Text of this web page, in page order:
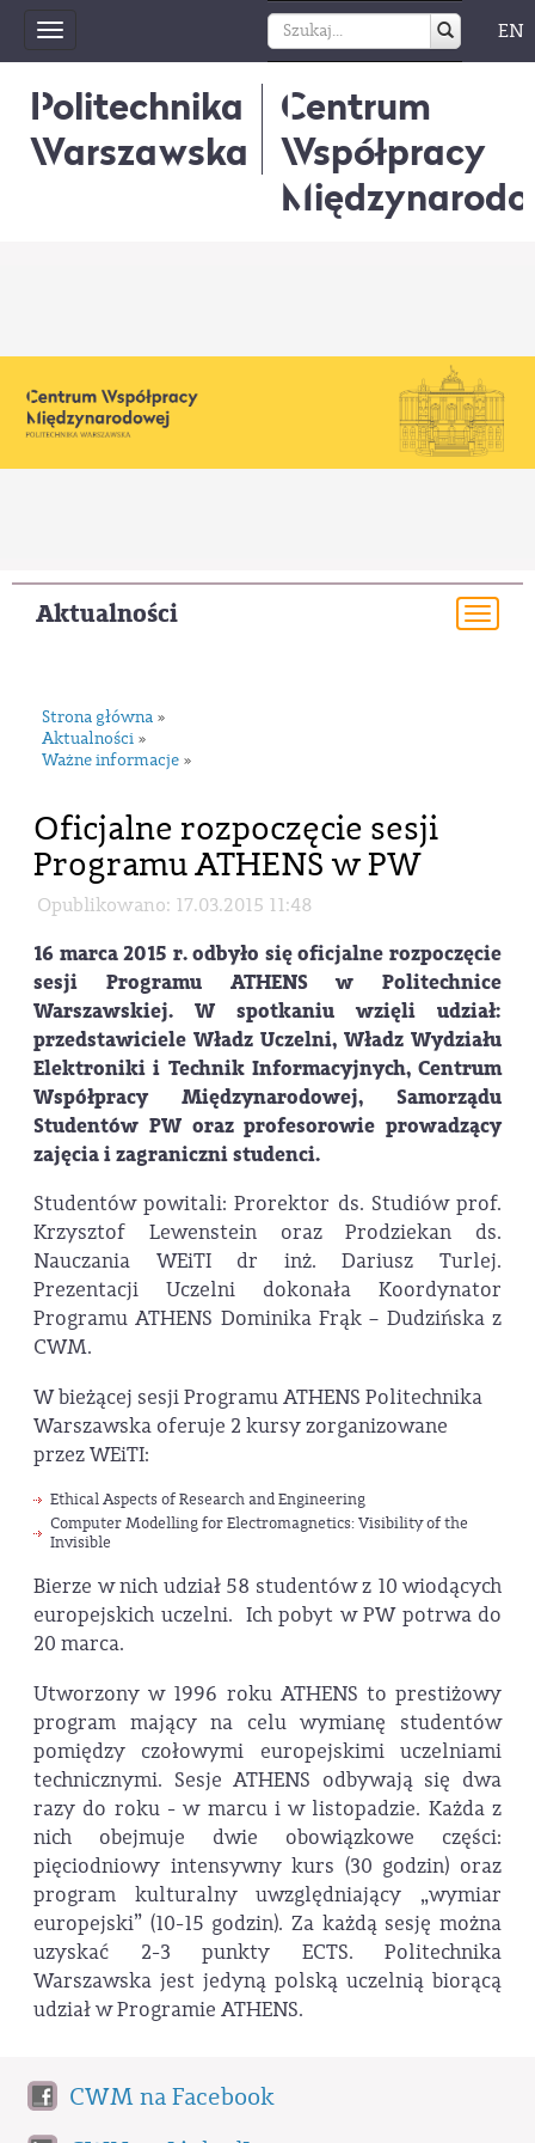
Toggle
navigation
EN
Politechnika
Warszawska
Centrum
Współpracy
Aktualności
Strona główna »
Aktualności »
Ważne informacje »
Oficjalne rozpoczęcie sesji
Programu ATHENS w PW
Opublikowano: 17.03.2015 11:48
16 marca 2015 r. odbyło się oficjalne rozpoczęcie
sesji Programu ATHENS w Politechnice
Warszawskiej. W spotkaniu wzięli udział:
przedstawiciele Władz Uczelni, Władz Wydziału
Elektroniki i Technik Informacyjnych, Centrum
Współpracy Międzynarodowej, Samorządu
Studentów PW oraz profesorowie prowadzący
zajęcia i zagraniczni studenci.
Studentów powitali: Prorektor ds. Studiów prof.
Krzysztof Lewenstein oraz Prodziekan ds.
Nauczania WEiTI dr inż. Dariusz Turlej.
Prezentacji Uczelni dokonała Koordynator
Programu ATHENS Dominika Frąk – Dudzińska z
CWM.
W bieżącej sesji Programu ATHENS Politechnika
Warszawska oferuje 2 kursy zorganizowane
przez WEiTI:
Ethical Aspects of Research and Engineering
Computer Modelling for Electromagnetics: Visibility of the
Invisible
Bierze w nich udział 58 studentów z 10 wiodących
europejskich uczelni. Ich pobyt w PW potrwa do
20 marca.
Utworzony w 1996 roku ATHENS to prestiżowy
program mający na celu wymianę studentów
pomiędzy czołowymi europejskimi uczelniami
technicznymi. Sesje ATHENS odbywają się dwa
razy do roku - w marcu i w listopadzie. Każda z
nich obejmuje dwie obowiązkowe części:
pięciodniowy intensywny kurs (30 godzin) oraz
program kulturalny uwzględniający „wymiar
europejski” (10-15 godzin). Za każdą sesję można
uzyskać 2-3 punkty ECTS. Politechnika
Warszawska jest jedyną polską uczelnią biorącą
udział w Programie ATHENS.
CWM na Facebook